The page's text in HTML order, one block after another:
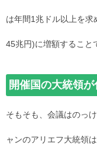
は年間1兆ドル以上を
45兆円)に増額すること
開催国の大統領
そもそも、会議はのっ
ャンのアリエフ大統領